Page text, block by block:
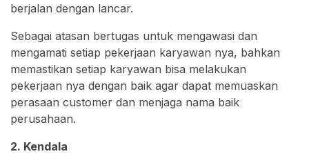
berjalan dengan lancar.
Sebagai atasan bertugas untuk mengawasi dan
mengamati setiap pekerjaan karyawan nya, bahkan
memastikan setiap karyawan bisa melakukan
pekerjaan nya dengan baik agar dapat memuaskan
perasaan customer dan menjaga nama baik
perusahaan.
2. Kendala